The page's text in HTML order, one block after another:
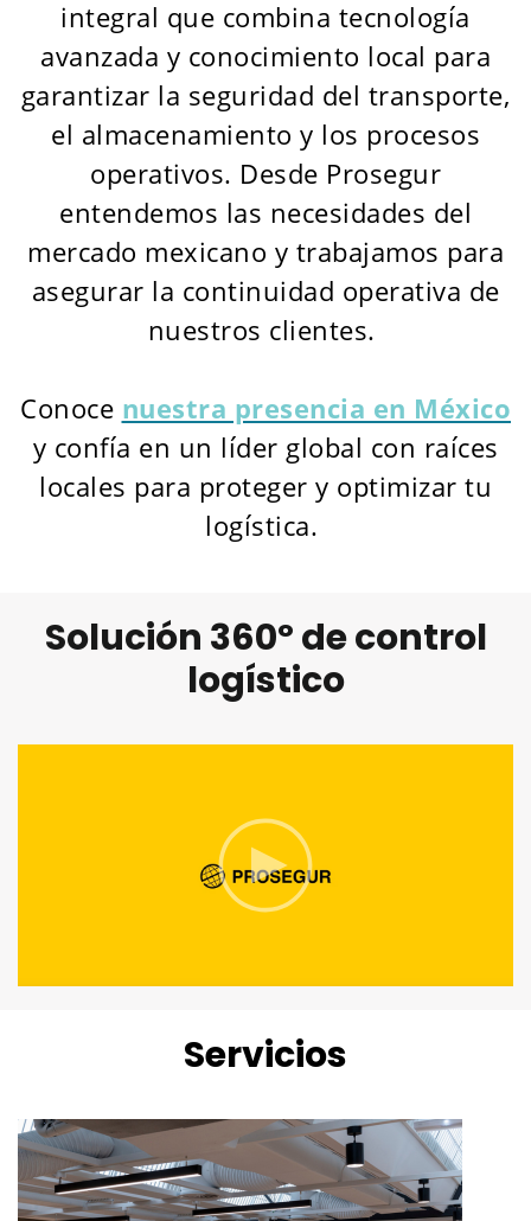
integral que combina tecnología
avanzada y conocimiento local para
garantizar la seguridad del transporte,
el almacenamiento y los procesos
operativos. Desde Prosegur
entendemos las necesidades del
mercado mexicano y trabajamos para
asegurar la continuidad operativa de
nuestros clientes.
Conoce nuestra presencia en México
y confía en un líder global con raíces
locales para proteger y optimizar tu
logística.
Solución 360º de control
logístico
Servicios